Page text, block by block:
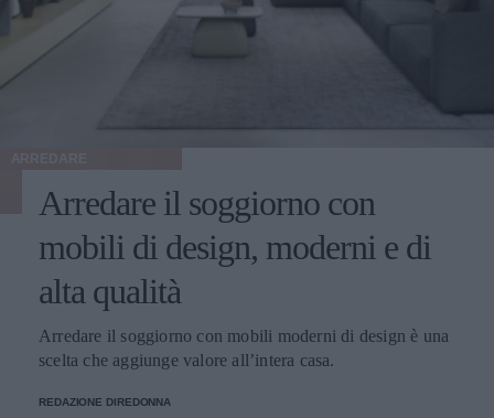
Arredare il soggiorno con
mobili di design, moderni e di
alta qualità
Arredare il soggiorno con mobili moderni di design è una
scelta che aggiunge valore all’intera casa.
REDAZIONE DIREDONNA